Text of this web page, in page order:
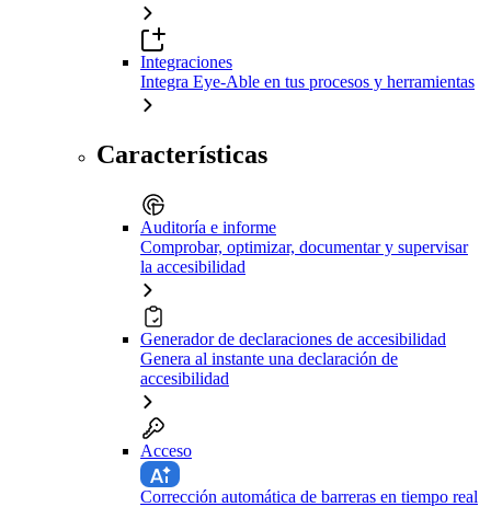
Integraciones
Integra Eye-Able en tus procesos y herramientas
Características
Auditoría e informe
Comprobar, optimizar, documentar y supervisar
la accesibilidad
Generador de declaraciones de accesibilidad
Genera al instante una declaración de
accesibilidad
Acceso
Corrección automática de barreras en tiempo real